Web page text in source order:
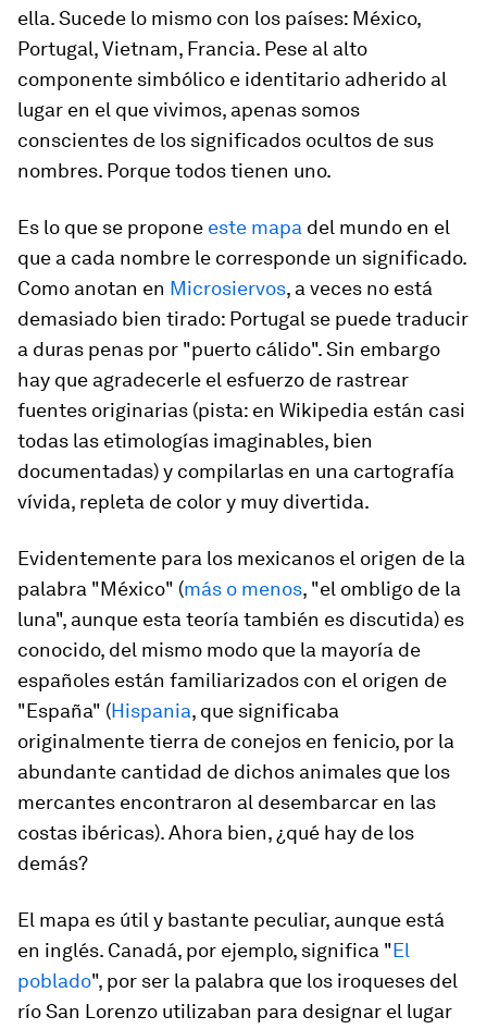
ella. Sucede lo mismo con los países: México,
Portugal, Vietnam, Francia. Pese al alto
componente simbólico e identitario adherido al
lugar en el que vivimos, apenas somos
conscientes de los significados ocultos de sus
nombres. Porque todos tienen uno.
Es lo que se propone este mapa del mundo en el
que a cada nombre le corresponde un significado.
Como anotan en Microsiervos, a veces no está
demasiado bien tirado: Portugal se puede traducir
a duras penas por "puerto cálido". Sin embargo
hay que agradecerle el esfuerzo de rastrear
fuentes originarias (pista: en Wikipedia están casi
todas las etimologías imaginables, bien
documentadas) y compilarlas en una cartografía
vívida, repleta de color y muy divertida.
Evidentemente para los mexicanos el origen de la
palabra "México" (más o menos, "el ombligo de la
luna", aunque esta teoría también es discutida) es
conocido, del mismo modo que la mayoría de
españoles están familiarizados con el origen de
"España" (Hispania, que significaba
originalmente tierra de conejos en fenicio, por la
abundante cantidad de dichos animales que los
mercantes encontraron al desembarcar en las
costas ibéricas). Ahora bien, ¿qué hay de los
demás?
El mapa es útil y bastante peculiar, aunque está
en inglés. Canadá, por ejemplo, significa "El
poblado", por ser la palabra que los iroqueses del
río San Lorenzo utilizaban para designar el lugar